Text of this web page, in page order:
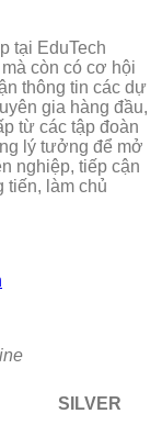
tại EduTech
còn có cơ hội
thông tin các dự
gia hàng đầu,
từ các tập đoàn
lý tưởng để mở
nghiệp, tiếp cận
tiến, làm chủ
SILVER